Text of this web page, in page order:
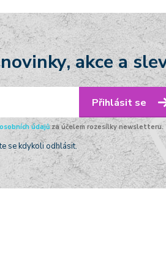
akce a
Přihlásit se
údajůza účelem rozesílky newsletteru.
se kdykoli odhlásit.